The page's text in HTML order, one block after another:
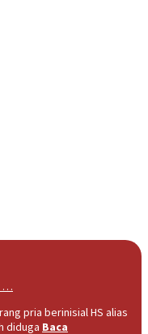
…
pria berinisial HS alias
diduga Baca